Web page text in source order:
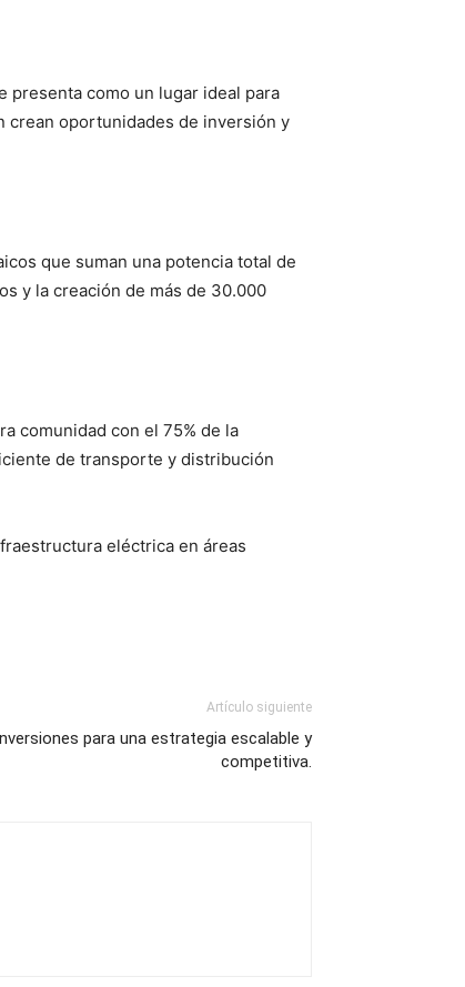
presenta como un lugar ideal para
crean oportunidades de inversión y
que suman una potencia total de
y la creación de más de 30.000
comunidad con el 75% de la
de transporte y distribución
eléctrica en áreas
Artículo siguiente
para una estrategia escalable y
competitiva.